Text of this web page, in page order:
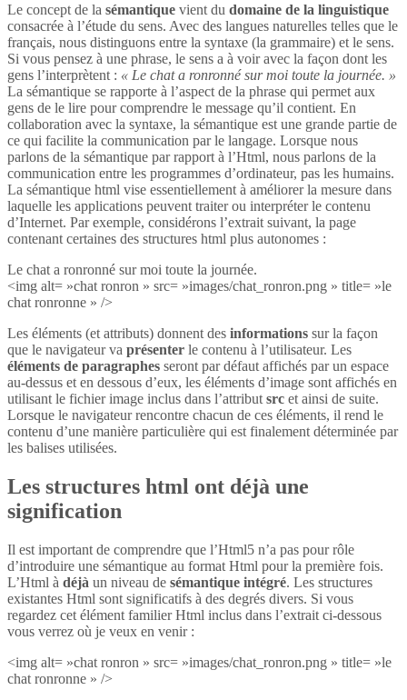
Le concept de la sémantique vient du domaine de la linguistique
consacrée à l’étude du sens. Avec des langues naturelles telles que le
français, nous distinguons entre la syntaxe (la grammaire) et le sens.
Si vous pensez à une phrase, le sens a à voir avec la façon dont les
gens l’interprètent : « Le chat a ronronné sur moi toute la journée. »
La sémantique se rapporte à l’aspect de la phrase qui permet aux
gens de le lire pour comprendre le message qu’il contient. En
collaboration avec la syntaxe, la sémantique est une grande partie de
ce qui facilite la communication par le langage. Lorsque nous
parlons de la sémantique par rapport à l’Html, nous parlons de la
communication entre les programmes d’ordinateur, pas les humains.
La sémantique html vise essentiellement à améliorer la mesure dans
laquelle les applications peuvent traiter ou interpréter le contenu
d’Internet. Par exemple, considérons l’extrait suivant, la page
contenant certaines des structures html plus autonomes :
Le chat a ronronné sur moi toute la journée.
<img alt= »chat ronron » src= »images/chat_ronron.png » title= »le
chat ronronne » />
Les éléments (et attributs) donnent des informations sur la façon
que le navigateur va présenter le contenu à l’utilisateur. Les
éléments de paragraphes seront par défaut affichés par un espace
au-dessus et en dessous d’eux, les éléments d’image sont affichés en
utilisant le fichier image inclus dans l’attribut src et ainsi de suite.
Lorsque le navigateur rencontre chacun de ces éléments, il rend le
contenu d’une manière particulière qui est finalement déterminée par
les balises utilisées.
Les structures html ont déjà une
signification
Il est important de comprendre que l’Html5 n’a pas pour rôle
d’introduire une sémantique au format Html pour la première fois.
L’Html à déjà un niveau de sémantique intégré. Les structures
existantes Html sont significatifs à des degrés divers. Si vous
regardez cet élément familier Html inclus dans l’extrait ci-dessous
vous verrez où je veux en venir :
<img alt= »chat ronron » src= »images/chat_ronron.png » title= »le
chat ronronne » />